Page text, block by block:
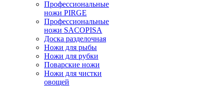
Профессиональные
ножи PIRGE
Профессиональные
ножи SACOPISA
Доска разделочная
Ножи для рыбы
Ножи для рубки
Поварские ножи
Ножи для чистки
овощей